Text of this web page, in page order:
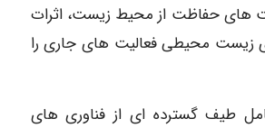
های حفاظت از محیط زیست، اثرات
زیست محیطی فعالیت های جاری را
طیف گسترده ای از فناوری های